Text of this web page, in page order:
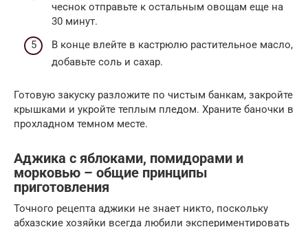
чеснок отправьте к остальным овощам еще на
30 минут.
В конце влейте в кастрюлю растительное масло,
добавьте соль и сахар.
Готовую закуску разложите по чистым банкам, закройте
крышками и укройте теплым пледом. Храните баночки в
прохладном темном месте.
Аджика с яблоками, помидорами и
морковью – общие принципы
приготовления
Точного рецепта аджики не знает никто, поскольку
абхазские хозяйки всегда любили экспериментировать